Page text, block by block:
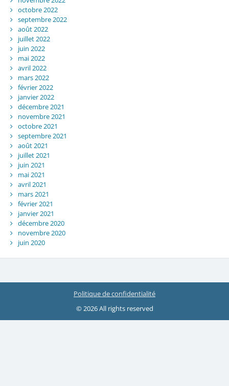
octobre 2022
septembre 2022
août 2022
juillet 2022
juin 2022
mai 2022
avril 2022
mars 2022
février 2022
janvier 2022
décembre 2021
novembre 2021
octobre 2021
septembre 2021
août 2021
juillet 2021
juin 2021
mai 2021
avril 2021
mars 2021
février 2021
janvier 2021
décembre 2020
novembre 2020
juin 2020
Politique de confidentialité
© 2026 All rights reserved